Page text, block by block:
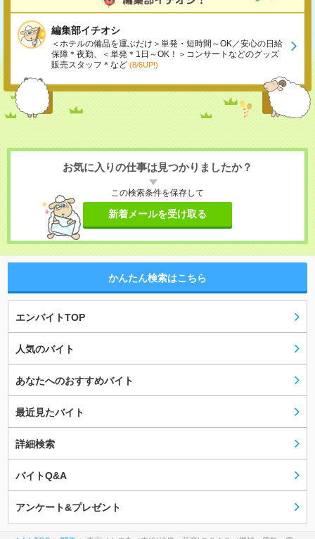
編集部イチオシ
＜ホテルの備品を運ぶだけ＞単発・短時間～OK／安心の日給
保障＊夜勤、＜単発＊1日～OK！＞コンサートなどのグッズ
販売スタッフ＊など (8/6UP!)
お気に入りの仕事は見つかりましたか？
この検索条件を保存して
新着メールを受け取る
かんたん検索はこちら
エンバイトTOP
人気のバイト
あなたへのおすすめバイト
最近見たバイト
詳細検索
バイトQ&A
アンケート&プレゼント